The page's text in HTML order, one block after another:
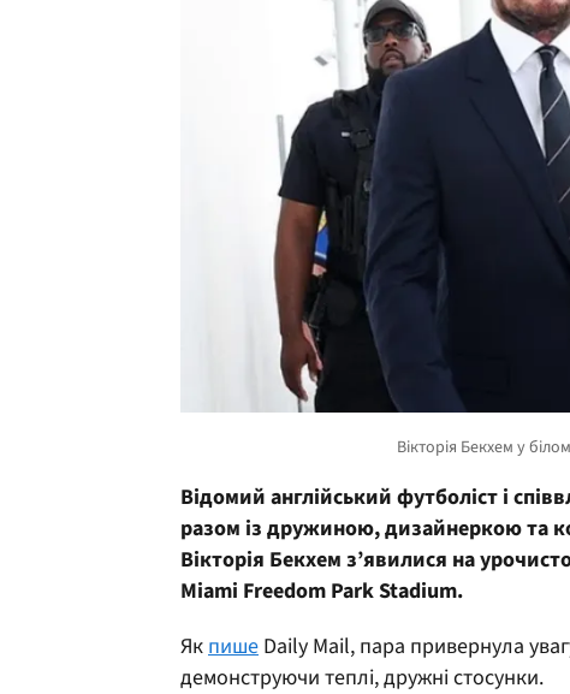
Відомий англійський футболіст і
разом із дружиною, дизайнеркою та
Вікторія Бекхем з’явилися на
Miami Freedom Park Stadium.
Як пише Daily Mail, пара привернула
демонструючи теплі, дружні стосунки.